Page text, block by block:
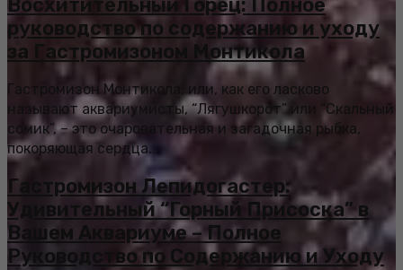
руководство по содержанию и уходу
за Гастромизоном Монтикола
Гастромизон Монтикола, или, как его ласково
называют аквариумисты, “Лягушкорот” или “Скальный
сомик”, – это очаровательная и загадочная рыбка,
покоряющая сердца...
Гастромизон Лепидогастер:
Удивительный “Горный Присоска” в
Вашем Аквариуме – Полное
Руководство по Содержанию и Уходу